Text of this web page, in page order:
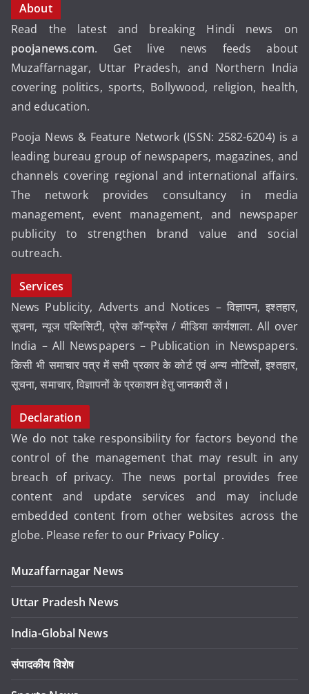
About
Read the latest and breaking Hindi news on
poojanews.com. Get live news feeds about
Muzaffarnagar, Uttar Pradesh, and Northern India
covering politics, sports, Bollywood, religion, health,
and education.
Pooja News & Feature Network (ISSN: 2582-6204) is a
leading bureau group of newspapers, magazines, and
channels covering regional and international affairs.
The network provides consultancy in media
management, event management, and newspaper
publicity to strengthen brand value and social
outreach.
Services
News Publicity, Adverts and Notices – विज्ञापन, इश्तहार,
सूचना, न्यूज पब्लिसिटी, प्रेस कॉन्फ्रेंस / मीडिया कार्यशाला. All over
India – All Newspapers – Publication in Newspapers.
किसी भी समाचार पत्र में सभी प्रकार के कोर्ट एवं अन्य नोटिसों, इश्तहार,
सूचना, समाचार, विज्ञापनों के प्रकाशन हेतुजानकारीलें।
Declaration
We do not take responsibility for factors beyond the
control of the management that may result in any
breach of privacy. The news portal provides free
content and update services and may include
embedded content from other websites across the
globe. Please refer to our Privacy Policy .
Muzaffarnagar News
Uttar Pradesh News
India-Global News
संपादकीय विशेष